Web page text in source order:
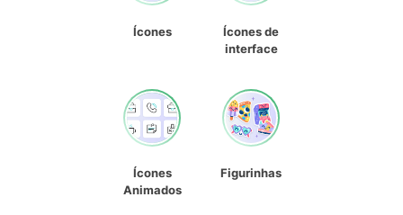
Ícones
Ícones de
interface
Ícones
Animados
Figurinhas